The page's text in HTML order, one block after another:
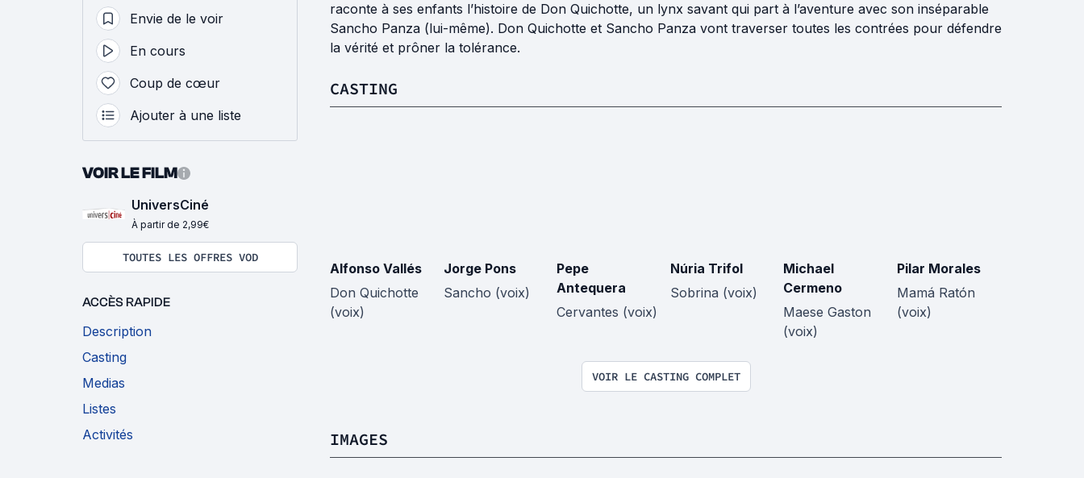
Envie de le voir
En cours
Coup de cœur
Ajouter à une liste
VOIR LE FILM
UniversCiné
À partir de 2,99€
TOUTES LES OFFRES VOD
ACCÈS RAPIDE
Description
Casting
Medias
Listes
Activités
raconte à ses enfants l’histoire de Don Quichotte, un lynx savant qui part à l’aventure avec son inséparable
Sancho Panza (lui-même). Don Quichotte et Sancho Panza vont traverser toutes les contrées pour défendre
la vérité et prôner la tolérance.
CASTING
Alfonso Vallés
Don Quichotte
(voix)
Jorge Pons
Sancho (voix)
Pepe
Antequera
Cervantes (voix)
Núria Trifol
Sobrina (voix)
Michael
Cermeno
Maese Gaston
(voix)
Pilar Morales
Mamá Ratón
(voix)
VOIR LE CASTING COMPLET
IMAGES